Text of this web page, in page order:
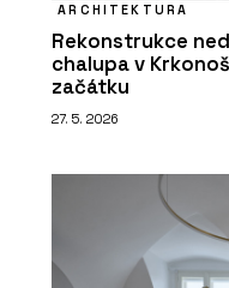
ARCHITEKTURA
Rekonstrukce
chalupa v
začátku
27. 5. 2026